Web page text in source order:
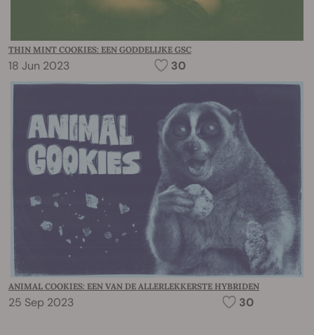
THIN MINT COOKIES: EEN GODDELIJKE GSC
18 Jun 2023 30
ANIMAL COOKIES: EEN VAN DE ALLERLEKKERSTE HYBRIDEN
25 Sep 2023 30